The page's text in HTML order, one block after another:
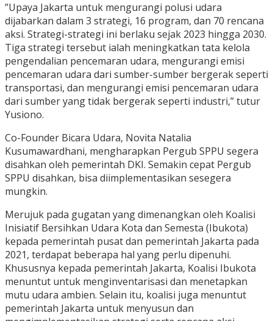
”Upaya Jakarta untuk mengurangi polusi udara
dijabarkan dalam 3 strategi, 16 program, dan 70 rencana
aksi. Strategi-strategi ini berlaku sejak 2023 hingga 2030.
Tiga strategi tersebut ialah meningkatkan tata kelola
pengendalian pencemaran udara, mengurangi emisi
pencemaran udara dari sumber-sumber bergerak seperti
transportasi, dan mengurangi emisi pencemaran udara
dari sumber yang tidak bergerak seperti industri,” tutur
Yusiono.
Co-Founder Bicara Udara, Novita Natalia
Kusumawardhani, mengharapkan Pergub SPPU segera
disahkan oleh pemerintah DKI. Semakin cepat Pergub
SPPU disahkan, bisa diimplementasikan sesegera
mungkin.
Merujuk pada gugatan yang dimenangkan oleh Koalisi
Inisiatif Bersihkan Udara Kota dan Semesta (Ibukota)
kepada pemerintah pusat dan pemerintah Jakarta pada
2021, terdapat beberapa hal yang perlu dipenuhi.
Khususnya kepada pemerintah Jakarta, Koalisi Ibukota
menuntut untuk menginventarisasi dan menetapkan
mutu udara ambien. Selain itu, koalisi juga menuntut
pemerintah Jakarta untuk menyusun dan